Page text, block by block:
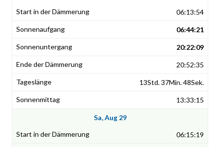
06:13:54
06:44:21
20:22:09
20:52:35
13Std. 37Min. 48Sek.
13:33:15
Sa, Aug 29
06:15:19